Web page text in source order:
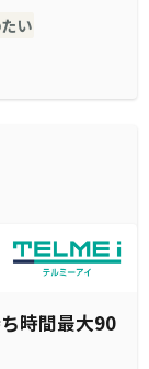
い
時間最大90